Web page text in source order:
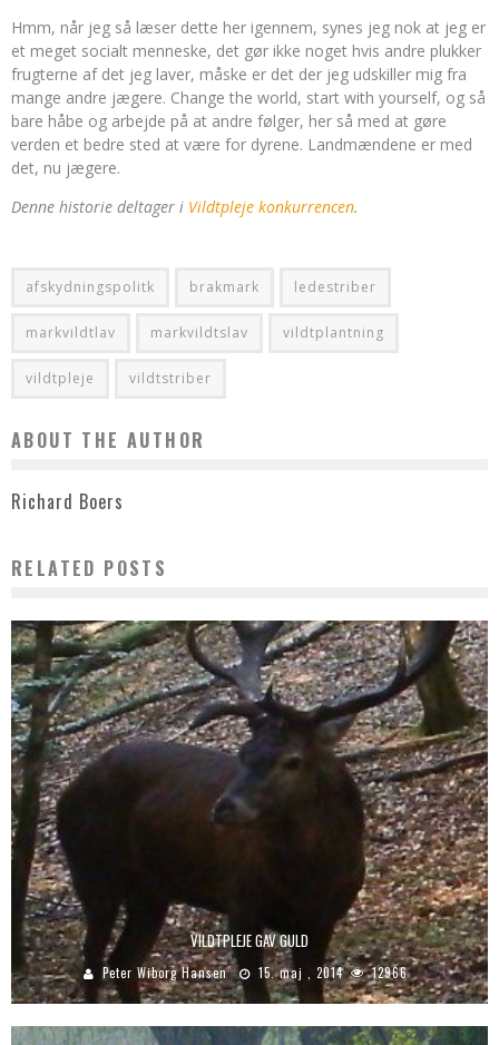
Hmm, når jeg så læser dette her igennem, synes jeg nok at jeg er
et meget socialt menneske, det gør ikke noget hvis andre plukker
frugterne af det jeg laver, måske er det der jeg udskiller mig fra
mange andre jægere. Change the world, start with yourself, og så
bare håbe og arbejde på at andre følger, her så med at gøre
verden et bedre sted at være for dyrene. Landmændene er med
det, nu jægere.
Denne historie deltager i Vildtpleje konkurrencen.
afskydningspolitk brakmark ledestriber
markvildtlav markvildtslav vildtplantning
vildtpleje vildtstriber
ABOUT THE AUTHOR
Richard Boers
RELATED POSTS
VILDTPLEJE GAV GULD
Peter Wiborg Hansen 15. maj , 2014 12966